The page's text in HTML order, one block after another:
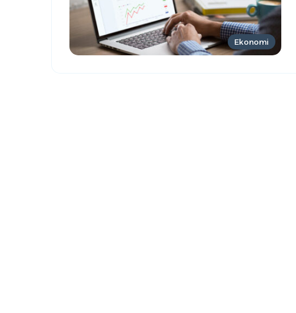
Ekonomi